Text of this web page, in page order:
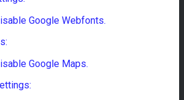
Google Webfonts.
Google Maps.